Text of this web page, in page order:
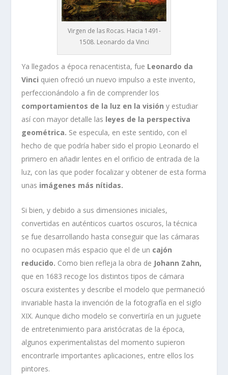
Virgen de las Rocas. Hacia 1491-
1508. Leonardo da Vinci
Ya llegados a época renacentista, fue Leonardo da
Vinci quien ofreció un nuevo impulso a este invento,
perfeccionándolo a fin de comprender los
comportamientos de la luz en la visión y estudiar
así con mayor detalle las leyes de la perspectiva
geométrica. Se especula, en este sentido, con el
hecho de que podría haber sido el propio Leonardo el
primero en añadir lentes en el orificio de entrada de la
luz, con las que poder focalizar y obtener de esta forma
unas imágenes más nítidas.
Si bien, y debido a sus dimensiones iniciales,
convertidas en auténticos cuartos oscuros, la técnica
se fue desarrollando hasta conseguir que las cámaras
no ocupasen más espacio que el de un cajón
reducido. Como bien refleja la obra de Johann Zahn,
que en 1683 recoge los distintos tipos de cámara
oscura existentes y describe el modelo que permaneció
invariable hasta la invención de la fotografía en el siglo
XIX. Aunque dicho modelo se convertiría en un juguete
de entretenimiento para aristócratas de la época,
algunos experimentalistas del momento supieron
encontrarle importantes aplicaciones, entre ellos los
pintores.